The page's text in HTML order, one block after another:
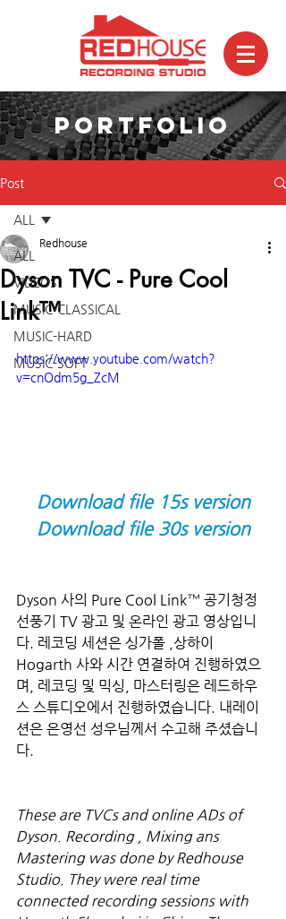
Post
ALL
VIDEOS
MUSIC-CLASSICAL
MUSIC-HARD
MUSIC-SOFT
ALL
Dyson TVC - Pure Cool
Link™
Redhouse
https://www.youtube.com/watch?
v=cnOdm5g_ZcM
Download file 15s version
Download file 30s version
Dyson 사의 Pure Cool Link™ 공기청정
선풍기 TV 광고 및 온라인 광고 영상입니
다. 레코딩 세션은 싱가폴 ,상하이
Hogarth 사와 시간 연결하여 진행하였으
며, 레코딩 및 믹싱, 마스터링은 레드하우
스 스튜디오에서 진행하였습니다. 내레이
션은 은영선 성우님께서 수고해 주셨습니
다.
These are TVCs and online ADs of
Dyson. Recording , Mixing ans
Mastering was done by Redhouse
Studio. They were real time
connected recording sessions with
PORTFOLIO